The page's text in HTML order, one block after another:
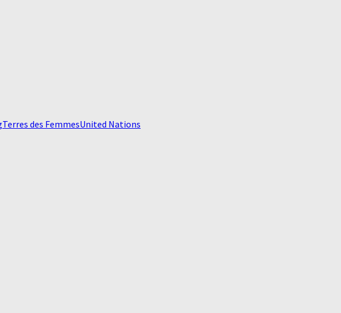
Terres des FemmesUnited Nations